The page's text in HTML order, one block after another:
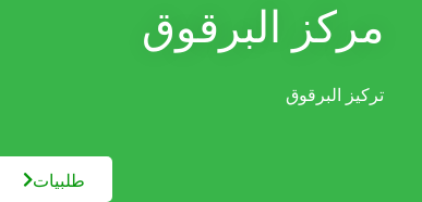
مرکز البرقوق
تركيز البرقوق
طلبیات